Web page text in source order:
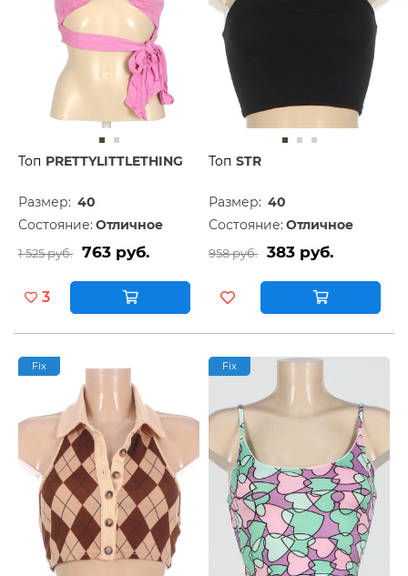
Топ PRETTYLITTLETHING
Размер: 40
Состояние: Отличное
1 525 руб. 763 руб.
3
Топ STR
Размер: 40
Состояние: Отличное
958 руб. 383 руб.
Fix Fix